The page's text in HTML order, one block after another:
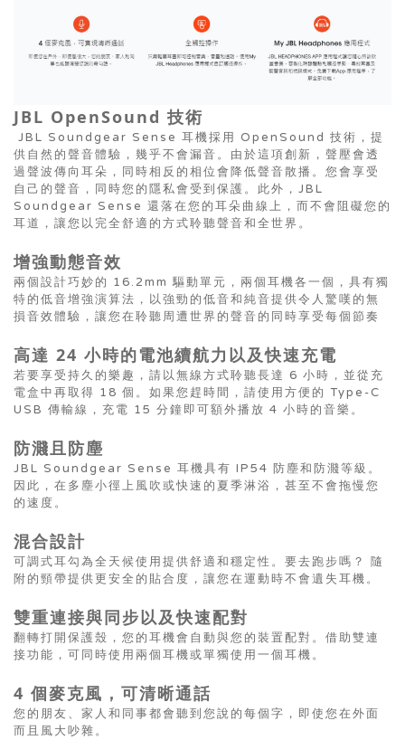
JBL OpenSound 技術
JBL Soundgear Sense 耳機採用 OpenSound 技術，提
供自然的聲音體驗，幾乎不會漏音。由於這項創新，聲壓會透
過聲波傳向耳朵，同時相反的相位會降低聲音散播。您會享受
自己的聲音，同時您的隱私會受到保護。此外，JBL
Soundgear Sense 還落在您的耳朵曲線上，而不會阻礙您的
耳道，讓您以完全舒適的方式聆聽聲音和全世界。
增強動態音效
兩個設計巧妙的 16.2mm 驅動單元，兩個耳機各一個，具有獨
特的低音增強演算法，以強勁的低音和純音提供令人驚嘆的無
損音效體驗，讓您在聆聽周遭世界的聲音的同時享受每個節奏
高達 24 小時的電池續航力以及快速充電
若要享受持久的樂趣，請以無線方式聆聽長達 6 小時，並從充
電盒中再取得 18 個。如果您趕時間，請使用方便的 Type-C
USB 傳輸線，充電 15 分鐘即可額外播放 4 小時的音樂。
防濺且防塵
JBL Soundgear Sense 耳機具有 IP54 防塵和防濺等級。
因此，在多塵小徑上風吹或快速的夏季淋浴，甚至不會拖慢您
的速度。
混合設計
可調式耳勾為全天候使用提供舒適和穩定性。要去跑步嗎？ 隨
附的頸帶提供更安全的貼合度，讓您在運動時不會遺失耳機。
雙重連接與同步以及快速配對
翻轉打開保護殼，您的耳機會自動與您的裝置配對。借助雙連
接功能，可同時使用兩個耳機或單獨使用一個耳機。
4 個麥克風，可清晰通話
您的朋友、家人和同事都會聽到您說的每個字，即使您在外面
而且風大吵雜。